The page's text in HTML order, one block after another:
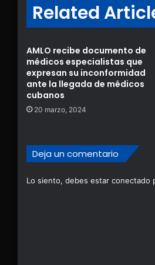
Related
AMLO recibe documento de
médicos especialistas que
expresan su inconformidad
ante la llegada de médicos
cubanos
20 marzo, 2024
Deja un comentario
Lo siento, debes estar conectado